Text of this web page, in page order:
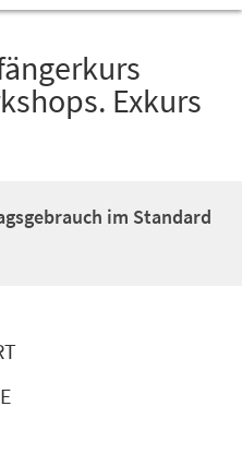
Exkurs
im Standard